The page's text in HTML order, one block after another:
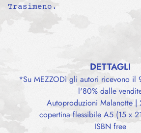
Trasimeno.
DETTAGLI
*Su MEZZODì gli autori ricevono il
l'80% dalle
Autoproduzioni Malanotte |
copertina flessibile A5 (15 x
ISBN free